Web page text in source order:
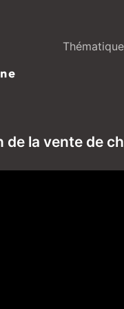
de la vente de